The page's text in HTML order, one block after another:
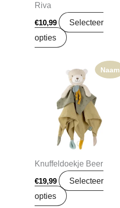
Riva
€10,99
Selecteer
opties
Naam
Knuffeldoekje Beer
€19,99
Selecteer
opties